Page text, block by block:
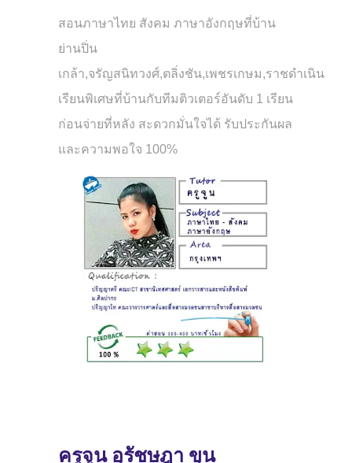
สอนภาษาไทย สังคม ภาษาอังกฤษที่บ้าน
ย่านปิ่น
เกล้า,จรัญสนิทวงศ์,ตลิ่งชัน,เพชรเกษม,ราชดำเนิน
เรียนพิเศษที่บ้านกับทีมติวเตอร์อันดับ 1 เรียน
ก่อนจ่ายที่หลัง สะดวกมั่นใจได้ รับประกันผล
และความพอใจ 100%
ครูจูน อุรัชษฎา ขุน